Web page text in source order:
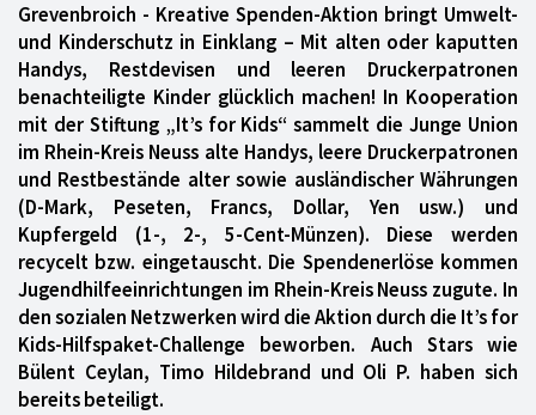
Grevenbroich - Kreative Spenden-Aktion bringt Umwelt-
und Kinderschutz in Einklang – Mit alten oder kaputten
Handys, Restdevisen und leeren Druckerpatronen
benachteiligte Kinder glücklich machen! In Kooperation
mit der Stiftung „It’s for Kids“ sammelt die Junge Union
im Rhein-Kreis Neuss alte Handys, leere Druckerpatronen
und Restbestände alter sowie ausländischer Währungen
(D-Mark, Peseten, Francs, Dollar, Yen usw.) und
Kupfergeld (1-, 2-, 5-Cent-Münzen). Diese werden
recycelt bzw. eingetauscht. Die Spendenerlöse kommen
Jugendhilfeeinrichtungen im Rhein-Kreis Neuss zugute. In
den sozialen Netzwerken wird die Aktion durch die It’s for
Kids-Hilfspaket-Challenge beworben. Auch Stars wie
Bülent Ceylan, Timo Hildebrand und Oli P. haben sich
bereits beteiligt.